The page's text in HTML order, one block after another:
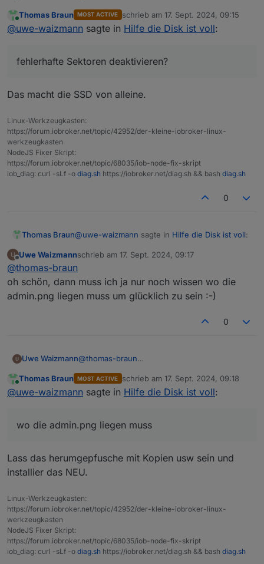
@uwe-waizmann
muss.
Mit welchem Programm kann ich meine SSD
Online
Thomas Braun MOST ACTIVE schrieb am 17. Sept. 2024, 09:15
zuletzt editiert von
@uwe-waizmann sagte in Hilfe die Disk ist voll:
fehlerhafte Sektoren deaktivieren?
Das macht die SSD von alleine.
Linux-Werkzeugkasten:
https://forum.iobroker.net/topic/42952/der-kleine-iobroker-linux-
werkzeugkasten
NodeJS Fixer Skript:
https://forum.iobroker.net/topic/68035/iob-node-fix-skript
iob_diag: curl -sLf -o diag.sh https://iobroker.net/diag.sh && bash diag.sh
0
Thomas Braun@uwe-waizmann sagte in Hilfe die Disk ist voll:
Das macht die SSD von alleine.
Offline
Uwe Waizmannschrieb am 17. Sept. 2024, 09:17
zuletzt editiert von
@thomas-braun
oh schön, dann muss ich ja nur noch wissen wo die
admin.png liegen muss um glücklich zu sein :-)
0
Uwe Waizmann@thomas-braun
wo die admin.png liegen muss um glücklich zu
sein :-)
Thomas Braun MOST ACTIVE schrieb am 17. Sept. 2024, 09:18
zuletzt editiert von
@uwe-waizmann sagte in Hilfe die Disk ist voll:
wo die admin.png liegen muss
Lass das herumgepfusche mit Kopien usw sein und
installier das NEU.
Linux-Werkzeugkasten:
https://forum.iobroker.net/topic/42952/der-kleine-iobroker-linux-
werkzeugkasten
NodeJS Fixer Skript:
https://forum.iobroker.net/topic/68035/iob-node-fix-skript
iob_diag: curl -sLf -o diag.sh https://iobroker.net/diag.sh && bash diag.sh